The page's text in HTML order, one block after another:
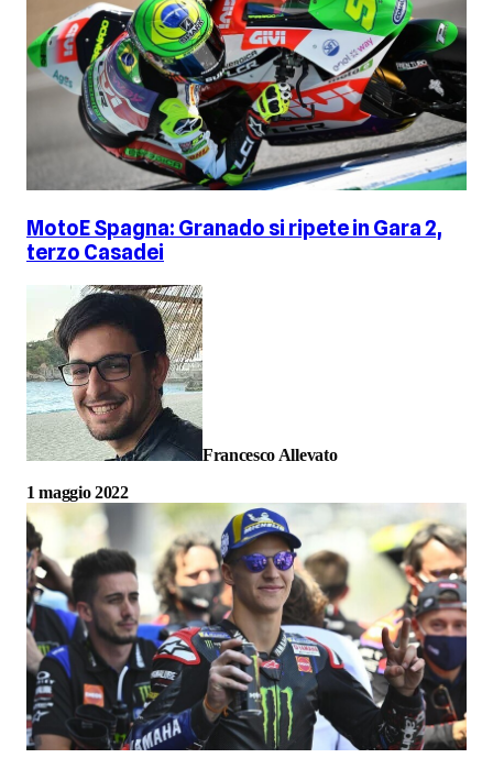
MotoE Spagna: Granado si ripete in Gara 2,
terzo Casadei
Francesco Allevato
1 maggio 2022